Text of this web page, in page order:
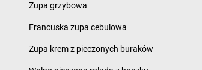
Zupa grzybowa
Francuska zupa cebulowa
Zupa krem z pieczonych buraków